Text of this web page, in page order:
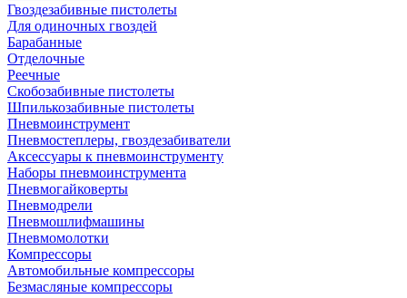
Гвоздезабивные пистолеты
Для одиночных гвоздей
Барабанные
Отделочные
Реечные
Скобозабивные пистолеты
Шпилькозабивные пистолеты
Пневмоинструмент
Пневмостеплеры, гвоздезабиватели
Аксессуары к пневмоинструменту
Наборы пневмоинструмента
Пневмогайковерты
Пневмодрели
Пневмошлифмашины
Пневмомолотки
Компрессоры
Автомобильные компрессоры
Безмасляные компрессоры